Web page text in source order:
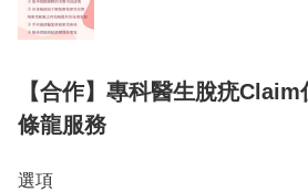
【合作】專科醫生脫疣
條龍服務
選項